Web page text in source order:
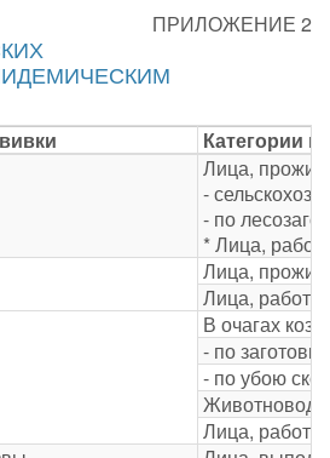
ПРИЛОЖЕНИЕ 2
Категории
Лица,
-
- по
* Лица,
Лица,
Лица,
В очагах
- по
- по убою
Лица,